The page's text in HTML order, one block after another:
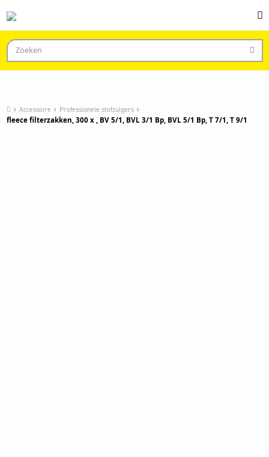
Accessoire Professionele stofzuigers
fleece filterzakken, 300 x , BV 5/1, BVL 3/1 Bp, BVL 5/1 Bp, T 7/1, T 9/1